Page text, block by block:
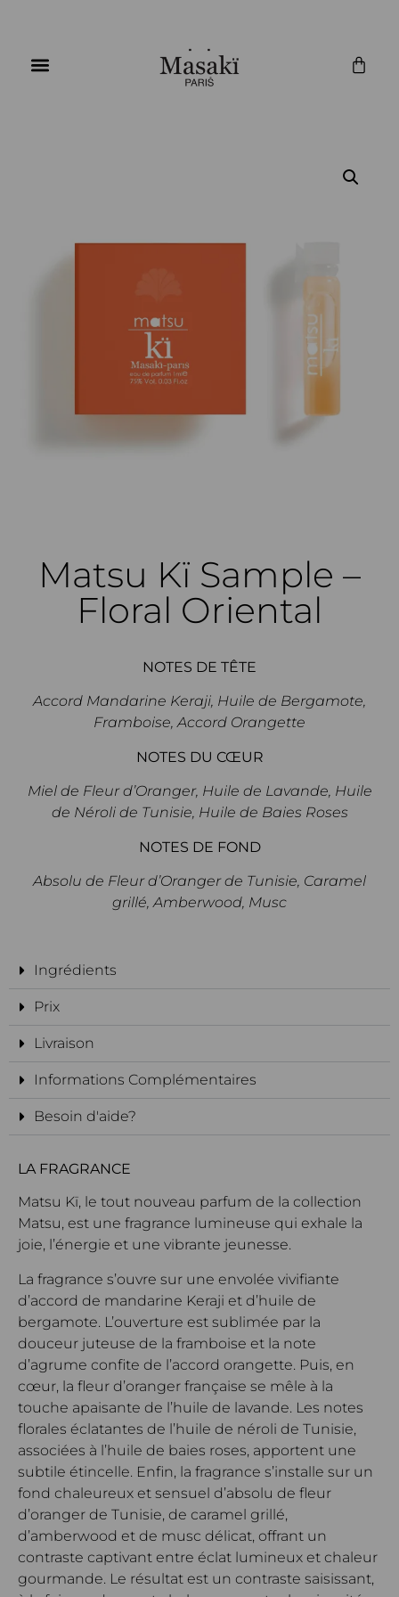
Matsu Kï Sample –
Floral Oriental
NOTES DE TÊTE
Accord Mandarine Keraji, Huile de Bergamote,
Framboise, Accord Orangette
NOTES DU CŒUR
Miel de Fleur d’Oranger, Huile de Lavande, Huile
de Néroli de Tunisie, Huile de Baies Roses
NOTES DE FOND
Absolu de Fleur d’Oranger de Tunisie, Caramel
grillé, Amberwood, Musc
Ingrédients
Prix
Livraison
Informations Complémentaires
Besoin d'aide?
LA FRAGRANCE
Matsu Kï, le tout nouveau parfum de la collection
Matsu, est une fragrance lumineuse qui exhale la
joie, l’énergie et une vibrante jeunesse.
La fragrance s’ouvre sur une envolée vivifiante
d’accord de mandarine Keraji et d’huile de
bergamote. L’ouverture est sublimée par la
douceur juteuse de la framboise et la note
d’agrume confite de l’accord orangette. Puis, en
cœur, la fleur d’oranger française se mêle à la
touche apaisante de l’huile de lavande. Les notes
florales éclatantes de l’huile de néroli de Tunisie,
associées à l’huile de baies roses, apportent une
subtile étincelle. Enfin, la fragrance s’installe sur un
fond chaleureux et sensuel d’absolu de fleur
d’oranger de Tunisie, de caramel grillé,
d’amberwood et de musc délicat, offrant un
contraste captivant entre éclat lumineux et chaleur
gourmande. Le résultat est un contraste saisissant,